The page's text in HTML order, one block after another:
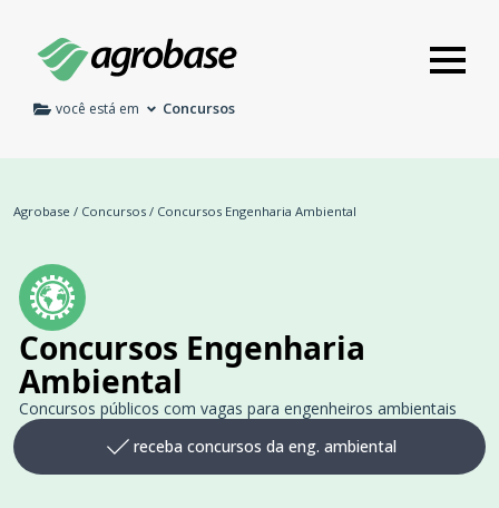
você está em Concursos
Agrobase / Concursos / Concursos Engenharia Ambiental
Concursos Engenharia
Ambiental
Concursos públicos com vagas para engenheiros ambientais
receba concursos da eng. ambiental